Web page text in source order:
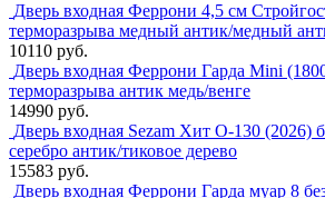
Дверь входная Феррони 4,5 см
терморазрыва медный антик/медный
10110 руб.
Дверь входная Феррони Гарда Mini
терморазрыва антик медь/венге
14990 руб.
Дверь входная Sezam Хит О-130 (2026)
серебро антик/тиковое дерево
15583 руб.
Дверь входная Феррони Гарда муар 8